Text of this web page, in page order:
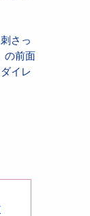
さっ
の前面
イレ